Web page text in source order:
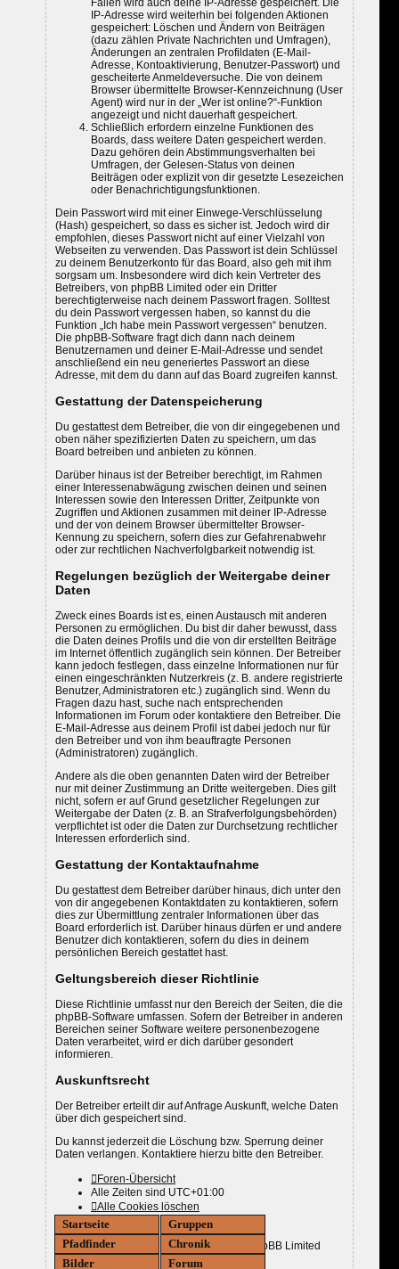
IP-Adresse wird weiterhin bei folgenden Aktionen
gespeichert: Löschen und Ändern von Beiträgen
(dazu zählen Private Nachrichten und Umfragen),
Änderungen an zentralen Profildaten (E-Mail-
Adresse, Kontoaktivierung, Benutzer-Passwort) und
gescheiterte Anmeldeversuche. Die von deinem
Browser übermittelte Browser-Kennzeichnung (User
Agent) wird nur in der „Wer ist online?“-Funktion
angezeigt und nicht dauerhaft gespeichert.
Schließlich erfordern einzelne Funktionen des
Boards, dass weitere Daten gespeichert werden.
Dazu gehören dein Abstimmungsverhalten bei
Umfragen, der Gelesen-Status von deinen
Beiträgen oder explizit von dir gesetzte Lesezeichen
oder Benachrichtigungsfunktionen.
Dein Passwort wird mit einer Einwege-Verschlüsselung
(Hash) gespeichert, so dass es sicher ist. Jedoch wird dir
empfohlen, dieses Passwort nicht auf einer Vielzahl von
Webseiten zu verwenden. Das Passwort ist dein Schlüssel
zu deinem Benutzerkonto für das Board, also geh mit ihm
sorgsam um. Insbesondere wird dich kein Vertreter des
Betreibers, von phpBB Limited oder ein Dritter
berechtigterweise nach deinem Passwort fragen. Solltest
du dein Passwort vergessen haben, so kannst du die
Funktion „Ich habe mein Passwort vergessen“ benutzen.
Die phpBB-Software fragt dich dann nach deinem
Benutzernamen und deiner E-Mail-Adresse und sendet
anschließend ein neu generiertes Passwort an diese
Adresse, mit dem du dann auf das Board zugreifen kannst.
Gestattung der Datenspeicherung
Du gestattest dem Betreiber, die von dir eingegebenen und
oben näher spezifizierten Daten zu speichern, um das
Board betreiben und anbieten zu können.
Darüber hinaus ist der Betreiber berechtigt, im Rahmen
einer Interessenabwägung zwischen deinen und seinen
Interessen sowie den Interessen Dritter, Zeitpunkte von
Zugriffen und Aktionen zusammen mit deiner IP-Adresse
und der von deinem Browser übermittelter Browser-
Kennung zu speichern, sofern dies zur Gefahrenabwehr
oder zur rechtlichen Nachverfolgbarkeit notwendig ist.
Regelungen bezüglich der Weitergabe deiner
Daten
Zweck eines Boards ist es, einen Austausch mit anderen
Personen zu ermöglichen. Du bist dir daher bewusst, dass
die Daten deines Profils und die von dir erstellten Beiträge
im Internet öffentlich zugänglich sein können. Der Betreiber
kann jedoch festlegen, dass einzelne Informationen nur für
einen eingeschränkten Nutzerkreis (z. B. andere registrierte
Benutzer, Administratoren etc.) zugänglich sind. Wenn du
Fragen dazu hast, suche nach entsprechenden
Informationen im Forum oder kontaktiere den Betreiber. Die
E-Mail-Adresse aus deinem Profil ist dabei jedoch nur für
den Betreiber und von ihm beauftragte Personen
(Administratoren) zugänglich.
Andere als die oben genannten Daten wird der Betreiber
nur mit deiner Zustimmung an Dritte weitergeben. Dies gilt
nicht, sofern er auf Grund gesetzlicher Regelungen zur
Weitergabe der Daten (z. B. an Strafverfolgungsbehörden)
verpflichtet ist oder die Daten zur Durchsetzung rechtlicher
Interessen erforderlich sind.
Gestattung der Kontaktaufnahme
Du gestattest dem Betreiber darüber hinaus, dich unter den
von dir angegebenen Kontaktdaten zu kontaktieren, sofern
dies zur Übermittlung zentraler Informationen über das
Board erforderlich ist. Darüber hinaus dürfen er und andere
Benutzer dich kontaktieren, sofern du dies in deinem
persönlichen Bereich gestattet hast.
Geltungsbereich dieser Richtlinie
Diese Richtlinie umfasst nur den Bereich der Seiten, die die
phpBB-Software umfassen. Sofern der Betreiber in anderen
Bereichen seiner Software weitere personenbezogene
Daten verarbeitet, wird er dich darüber gesondert
informieren.
Auskunftsrecht
Der Betreiber erteilt dir auf Anfrage Auskunft, welche Daten
über dich gespeichert sind.
Du kannst jederzeit die Löschung bzw. Sperrung deiner
Daten verlangen. Kontaktiere hierzu bitte den Betreiber.
Foren-Übersicht
Alle Zeiten sind UTC+01:00
Alle Cookies löschen
Kontakt
Powered by
® Forum Software © phpBB Limited
Startseite
Gruppen
Pfadfinder
Chronik
Bilder
Forum